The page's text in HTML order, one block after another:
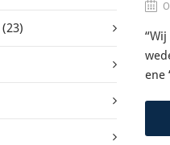
(23)
ene